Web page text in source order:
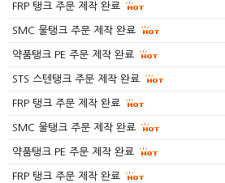
FRP 탱크 주문 제작 완료
SMC 물탱크 주문 제작 완료
약품탱크 PE 주문 제작 완료
STS 스텐탱크 주문 제작 완료
FRP 탱크 주문 제작 완료
SMC 물탱크 주문 제작 완료
약품탱크 PE 주문 제작 완료
FRP 탱크 주문 제작 완료